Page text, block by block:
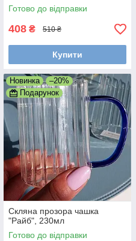
Готово до відправки
408 ₴ 510 ₴
Купити
Новинка
–20%
Подарунок
Скляна прозора чашка
"Райб", 230мл
Готово до відправки